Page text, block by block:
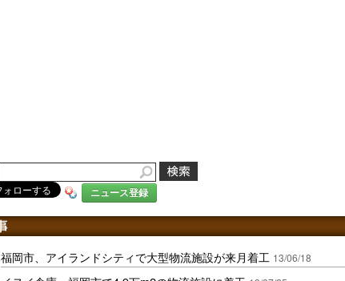
ニュース登録
福岡市、アイランドシティで大型物流施設が来月着工 13/06/18